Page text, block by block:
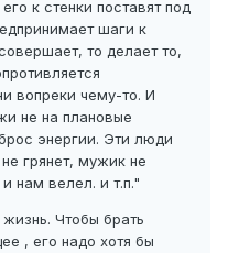
к стенки поставят под
шаги к
то делает то,
вопреки чему-то. И
не на плановые
энергии. Эти люди
грянет, мужик не
нам велел. и т.п."
Чтобы брать
, его надо хотя бы